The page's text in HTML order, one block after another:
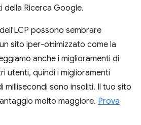
Ricerca Google.
possono sembrare
sito iper-ottimizzato come la
anche i miglioramenti di
utenti, quindi i miglioramenti
millisecondi sono insoliti. Il tuo sito
molto maggiore. Prova